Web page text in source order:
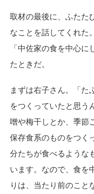
取材の最後に、ふたた
なことを話してくれた
「中佐家の食を中心
たときだ。
まずは右子さん。「た
をつくっていたと思う
噌や梅干しとか、季節
保存食系のものをつく
分たちが食べるような
います。なので、食を
りは、当たり前のこと